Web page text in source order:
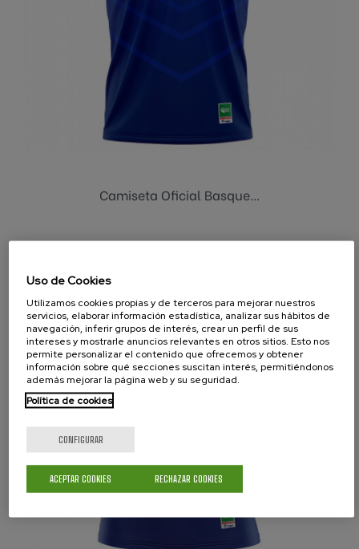
Camiseta Oficial Basque...
Uso de Cookies
Utilizamos cookies propias y de terceros para mejorar nuestros
servicios, elaborar información estadística, analizar sus hábitos de
navegación, inferir grupos de interés, crear un perfil de sus
intereses y mostrarle anuncios relevantes en otros sitios. Esto nos
permite personalizar el contenido que ofrecemos y obtener
información sobre qué secciones suscitan interés, permitiéndonos
además mejorar la página web y su seguridad.
Política de cookies
CONFIGURAR
RECHAZAR COOKIES
ACEPTAR COOKIES